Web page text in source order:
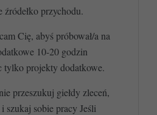
przychodu.
Cię, abyś próbował/a na
10-20 godzin
tylko projekty dodatkowe.
przeszukuj giełdy zleceń,
szukaj sobie pracy Jeśli